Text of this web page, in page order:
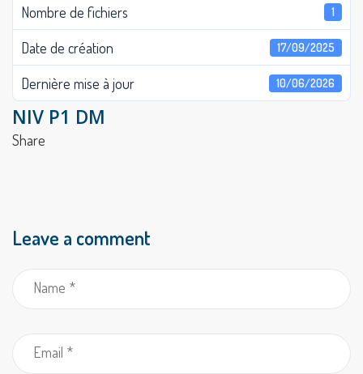
Nombre de fichiers 1
Date de création 17/09/2025
Dernière mise à jour 10/06/2026
NIV P1 DM
Share
Leave a comment